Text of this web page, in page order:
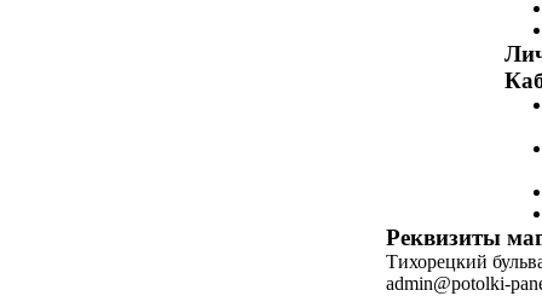
Реквизиты
Тихорецкий
admin@potolki-